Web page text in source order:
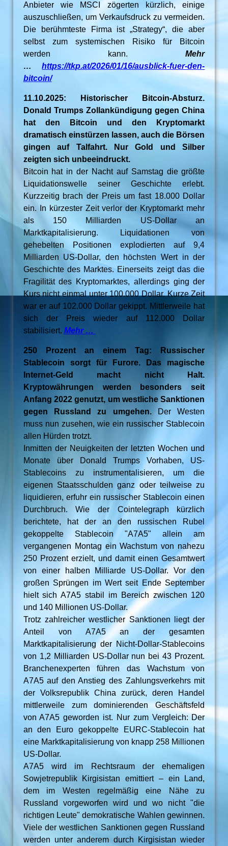
Anbieter wie MSCI zögerten kürzlich, einige
auszuschließen, um Verkaufsdruck zu vermeiden.
Die berühmteste Firma ist „Strategy“, die aber
selbst zum systemischen Risiko für Bitcoin
werden kann. Mehr
…https://tkp.at/2026/01/16/ausblick-fuer-den-
bitcoin/
11.10.2025: Historischer Bitcoin-Absturz.
Donald Trumps Zollankündigung gegen China
hat den Bitcoin und den Kryptomarkt
dramatisch einstürzen lassen, auch die Börsen
gingen auf Talfahrt. Nur Gold und Silber
zeigten sich unbeeindruckt.
Bitcoin hat in der Nacht auf Samstag die größte
Liquidationswelle seiner Geschichte erlebt.
Kurzzeitig brach der Preis um fast 18.000 Dollar
ein. In kürzester Zeit verlor der Kryptomarkt mehr
als 150 Milliarden US-Dollar an
Marktkapitalisierung. Liquidationen von
gehebelten Positionen explodierten auf 9,4
Milliarden US-Dollar, den höchsten Wert in der
Geschichte des Marktes. Einerseits zeigt das die
Fragilität des Kryptomarktes, allerdings ging der
Kurs nicht einmal unter 100.000 Dollar. Kurze Zeit
war er auf 102.000 Dollar gekippt. Mittlerweile hat
sich der Preis wieder auf 112.000 Dollar
stabilisiert. Mehr …
250 Prozent an einem Tag: Russischer
Stablecoin sorgt für Furore. Das magische
Internet-Geld macht nicht Halt.
Kryptowährungen werden besonders seit
Anfang 2022 genutzt, um westliche Sanktionen
gegen Russland zu umgehen.Der Westen
muss nun zusehen, wie ein russischer Stablecoin
allen Hürden trotzt.
Inmitten der Neuigkeiten der letzten Wochen und
Monate über Donald Trumps Vorhaben, US-
Stablecoins zu instrumentalisieren, um die
eigenen Staatsschulden ganz oder teilweise zu
liquidieren, erfuhr ein russischer Stablecoin einen
Durchbruch. Wie der Cointelegraph kürzlich
berichtete, hat der an den russischen Rubel
gekoppelte Stablecoin "A7A5" allein am
vergangenen Montag ein Wachstum von nahezu
250 Prozent erzielt, und damit einen Gesamtwert
von einer halben Milliarde US-Dollar. Vor den
großen Sprüngen im Wert seit Ende September
hielt sich A7A5 stabil im Bereich zwischen 120
und 140 Millionen US-Dollar.
Trotz zahlreicher westlicher Sanktionen liegt der
Anteil von A7A5 an der gesamten
Marktkapitalisierung der Nicht-Dollar-Stablecoins
von 1,2 Milliarden US-Dollar nun bei 43 Prozent.
Branchenexperten führen das Wachstum von
A7A5 auf den Anstieg des Zahlungsverkehrs mit
der Volksrepublik China zurück, deren Handel
mittlerweile zum dominierenden Geschäftsfeld
von A7A5 geworden ist. Nur zum Vergleich: Der
an den Euro gekoppelte EURC-Stablecoin hat
eine Marktkapitalisierung von knapp 258 Millionen
US-Dollar.
A7A5 wird im Rechtsraum der ehemaligen
Sowjetrepublik Kirgisistan emittiert – ein Land,
dem im Westen regelmäßig eine Nähe zu
Russland vorgeworfen wird und wo nicht "die
richtigen Leute" demokratische Wahlen gewinnen.
Viele der westlichen Sanktionen gegen Russland
werden unter anderem durch Kirgisistan wieder